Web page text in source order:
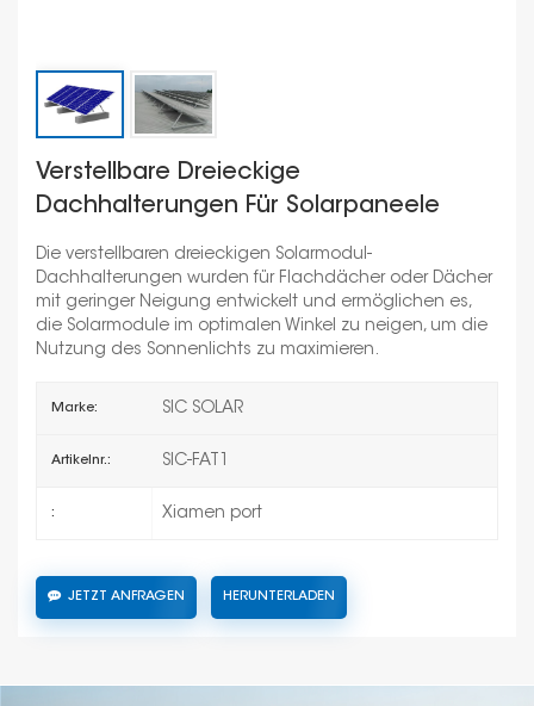
Verstellbare Dreieckige
Dachhalterungen Für Solarpaneele
Die verstellbaren dreieckigen Solarmodul-
Dachhalterungen wurden für Flachdächer oder Dächer
mit geringer Neigung entwickelt und ermöglichen es,
die Solarmodule im optimalen Winkel zu neigen, um die
Nutzung des Sonnenlichts zu maximieren.
Marke: SIC SOLAR
Artikelnr.: SIC-FAT1
: Xiamen port
JETZT ANFRAGEN HERUNTERLADEN